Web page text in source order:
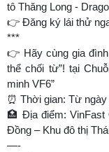
tô Thăng Long -
👉 Đăng ký lái thử
***
👉 Hãy cùng gia
thể chối từ”! tại
minh VF6”
⏰ Thời gian: Từ ngày
🏥 Địa điểm: VinFast
Đồng – Khu đô thị
—-